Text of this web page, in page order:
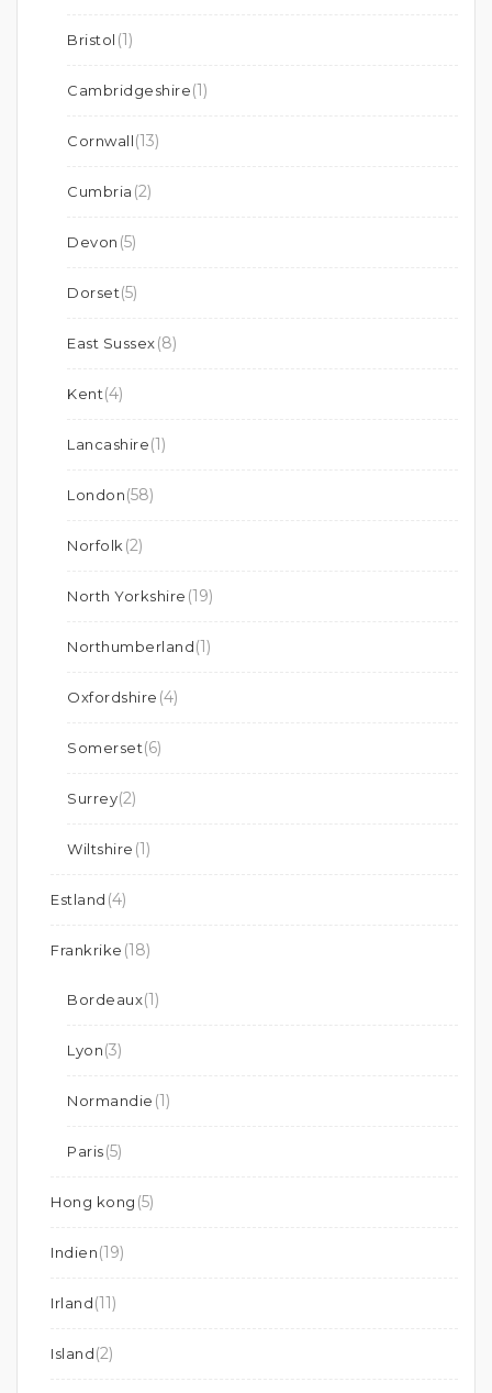
Bristol (1)
Cambridgeshire(1)
Cornwall(13)
Cumbria (2)
Devon (5)
Dorset(5)
East Sussex(8)
Kent(4)
Lancashire(1)
London(58)
Norfolk (2)
North Yorkshire (19)
Northumberland(1)
Oxfordshire (4)
Somerset(6)
Surrey(2)
Wiltshire (1)
Estland (4)
Frankrike (18)
Bordeaux(1)
Lyon(3)
Normandie (1)
Paris(5)
Hong kong (5)
Indien(19)
Irland(11)
Island(2)